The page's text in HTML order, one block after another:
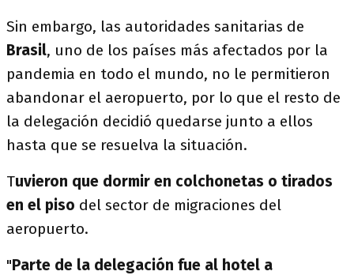
Sin embargo, las autoridades sanitarias de
Brasil, uno de los países más afectados por la
pandemia en todo el mundo, no le permitieron
abandonar el aeropuerto, por lo que el resto de
la delegación decidió quedarse junto a ellos
hasta que se resuelva la situación.
Tuvieron que dormir en colchonetas o tirados
en el piso del sector de migraciones del
aeropuerto.
"Parte de la delegación fue al hotel a